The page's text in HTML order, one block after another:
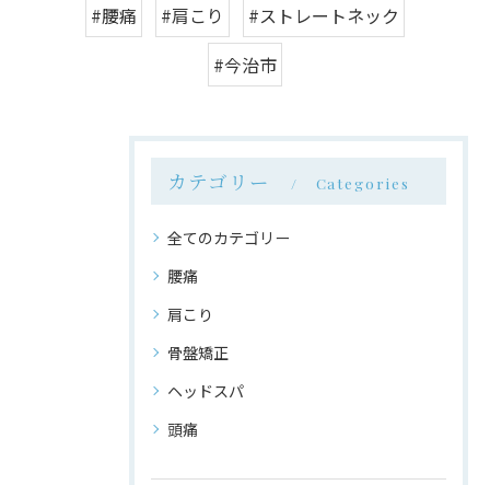
#腰痛
#肩こり
#ストレートネック
#今治市
カテゴリー Categories
全てのカテゴリー
腰痛
肩こり
骨盤矯正
ヘッドスパ
頭痛